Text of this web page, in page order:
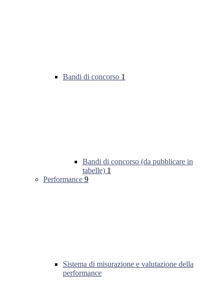
Bandi di concorso 1
Bandi di concorso (da pubblicare in
tabelle) 1
Performance 9
Sistema di misurazione e valutazione della
performance